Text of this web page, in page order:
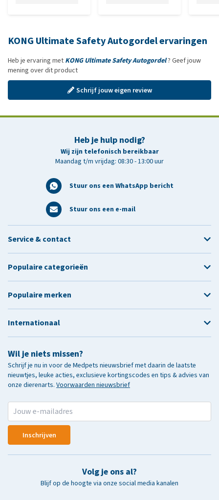
KONG Ultimate Safety Autogordel ervaringen
Heb je ervaring met KONG Ultimate Safety Autogordel? Geef jouw
mening over dit product
Schrijf jouw eigen review
Heb je hulp nodig?
Wij zijn telefonisch bereikbaar
Maandag t/m vrijdag: 08:30 - 13:00 uur
Stuur ons een WhatsApp bericht
Stuur ons een e-mail
Wil je niets missen?
Schrijf je nu in voor de Medpets nieuwsbrief met daarin de laatste
nieuwtjes, leuke acties, exclusieve kortingscodes en tips & advies van
onze dierenarts. Voorwaarden nieuwsbrief
Inschrijven
Volg je ons al?
Blijf op de hoogte via onze social media kanalen
Service & contact
Populaire categorieën
Populaire merken
Internationaal